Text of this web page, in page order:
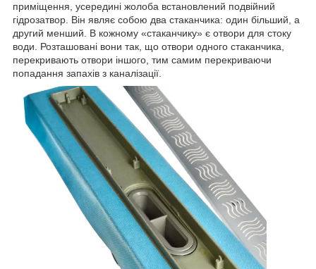
приміщення, усередині жолоба встановлений подвійний
гідрозатвор. Він являє собою два стаканчика: один більший, а
другий менший. В кожному «стаканчику» є отвори для стоку
води. Розташовані вони так, що отвори одного стаканчика,
перекривають отвори іншого, тим самим перекриваючи
попадання запахів з каналізації.